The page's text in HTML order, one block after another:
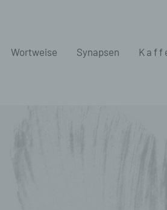
Wortweise Synapsen K a f f